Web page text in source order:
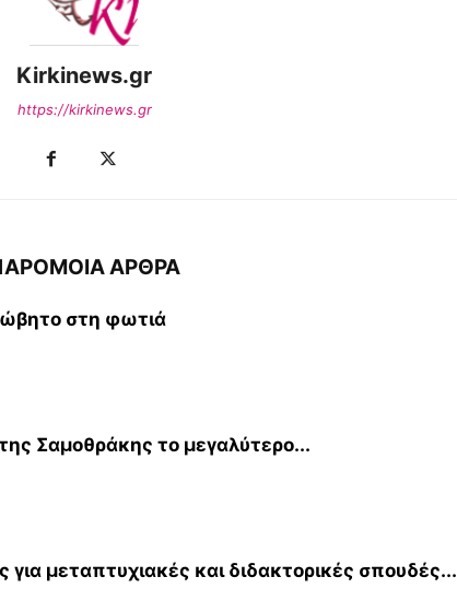
Kirkinews.gr
https://kirkinews.gr
ΑΡΘΡΑ
στη φωτιά
Σαμοθράκης το μεγαλύτερο...
μεταπτυχιακές και διδακτορικές σπουδές...